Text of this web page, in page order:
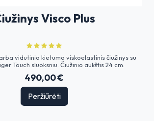
Visco Plus
vidutinio kietumo viskoelastinis čiužinys su
Touch sluoksniu. Čiužinio aukštis 24 cm.
490,00 €
Peržiūrėti